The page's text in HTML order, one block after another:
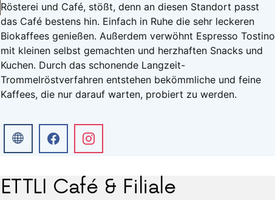
Rösterei und Café, stößt, denn an diesen Standort passt
das Café bestens hin. Einfach in Ruhe die sehr leckeren
Biokaffees genießen. Außerdem verwöhnt Espresso Tostino
mit kleinen selbst gemachten und herzhaften Snacks und
Kuchen. Durch das schonende Langzeit-
Trommelröstverfahren entstehen bekömmliche und feine
Kaffees, die nur darauf warten, probiert zu werden.
ETTLI Café & Filiale